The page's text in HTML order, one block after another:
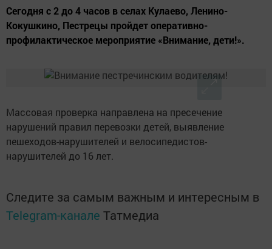
Сегодня с 2 до 4 часов в селах Кулаево, Ленино-
Кокушкино, Пестрецы пройдет оперативно-
профилактическое мероприятие «Внимание, дети!».
Массовая проверка направлена на пресечение
нарушений правил перевозки детей, выявление
пешеходов-нарушителей и велосипедистов-
нарушителей до 16 лет.
Следите за самым важным и интересным в
Telegram-канале Татмедиа